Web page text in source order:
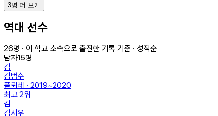
3명 더 보기
역대 선수
26명 · 이 학교 소속으로 출전한 기록 기준 · 성적순
남자15명
김
김범수
플뢰레 · 2019~2020
최고 2위
김
김시우